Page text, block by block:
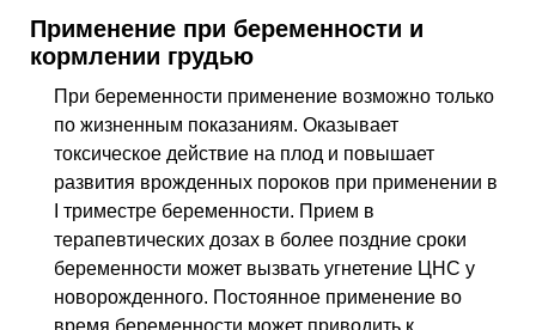
Применение при беременности и
кормлении грудью
При беременности применение возможно только
по жизненным показаниям. Оказывает
токсическое действие на плод и повышает
развития врожденных пороков при применении в
I триместре беременности. Прием в
терапевтических дозах в более поздние сроки
беременности может вызвать угнетение ЦНС у
новорожденного. Постоянное применение во